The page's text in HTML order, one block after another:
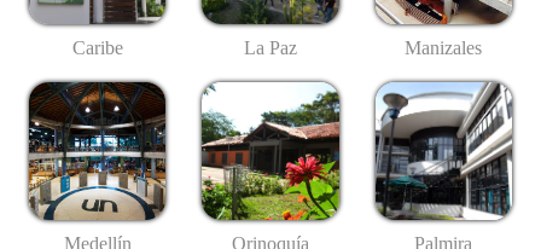
Caribe La Paz Manizales
Medellín Orinoquía Palmira